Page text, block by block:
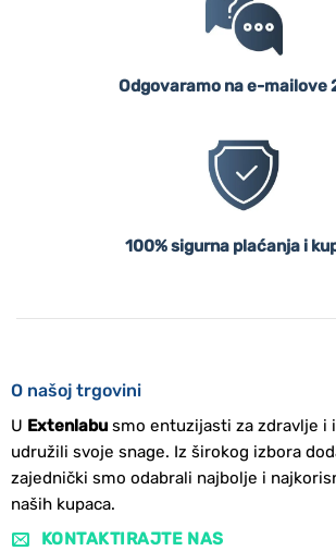
Odgovaramo na e-mailove
100% sigurna plaćanja i
O našoj trgovini
U Extenlabusmo entuzijasti za zdravlje i
udružili svoje snage. Iz širokog izbora
zajednički smo odabrali najbolje i
naših kupaca.
KONTAKTIRAJTE NAS